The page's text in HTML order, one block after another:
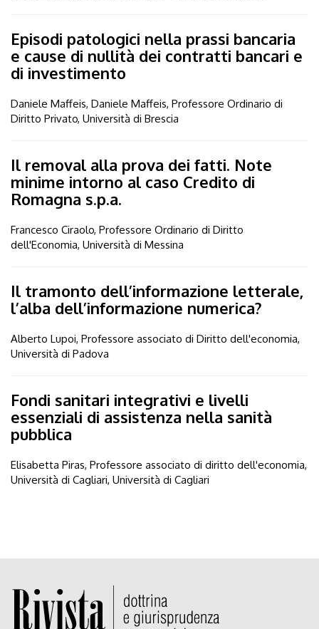
Episodi patologici nella prassi bancaria
e cause di nullità dei contratti bancari e
di investimento
Daniele Maffeis, Daniele Maffeis, Professore Ordinario di
Diritto Privato, Università di Brescia
Il removal alla prova dei fatti. Note
minime intorno al caso Credito di
Romagna s.p.a.
Francesco Ciraolo, Professore Ordinario di Diritto
dell'Economia, Università di Messina
Il tramonto dell’informazione letterale,
l’alba dell’informazione numerica?
Alberto Lupoi, Professore associato di Diritto dell'economia,
Università di Padova
Fondi sanitari integrativi e livelli
essenziali di assistenza nella sanità
pubblica
Elisabetta Piras, Professore associato di diritto dell'economia,
Università di Cagliari, Università di Cagliari